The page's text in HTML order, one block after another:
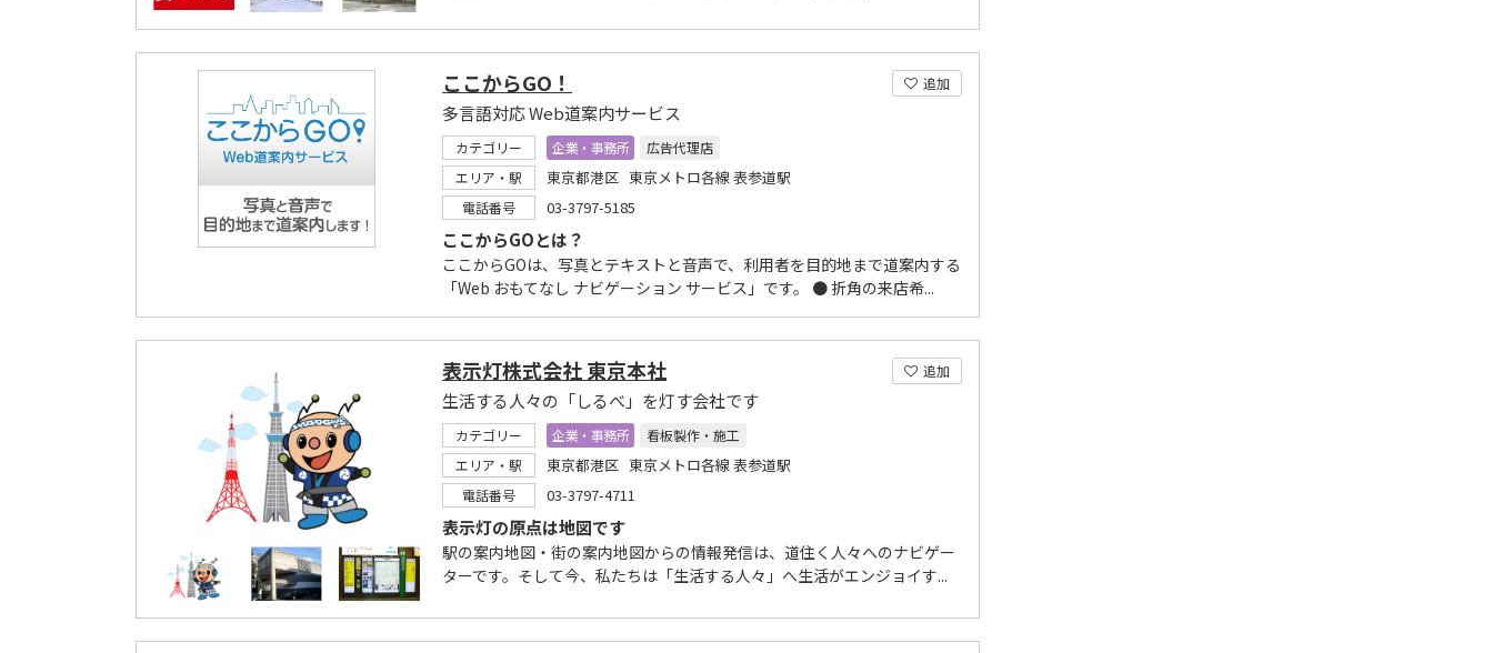
追加
ここからGO！
多言語対応 Web道案内サービス
カテゴリー 企業・事務所
広告代理店
エリア・駅
東京都港区 東京メトロ各線 表参道駅
電話番号 03-3797-5185
ここからGOとは？
ここからGOは、写真とテキストと音声で、利用者を目的地まで道案内する
「Web おもてなし ナビゲーション サービス」です。 ● 折角の来店希...
追加
表示灯株式会社 東京本社
生活する人々の「しるべ」を灯す会社です
カテゴリー 企業・事務所
看板製作・施工
エリア・駅
東京都港区 東京メトロ各線 表参道駅
電話番号 03-3797-4711
表示灯の原点は地図です
駅の案内地図・街の案内地図からの情報発信は、道住く人々へのナビゲー
ターです。そして今、私たちは「生活する人々」へ生活がエンジョイす...